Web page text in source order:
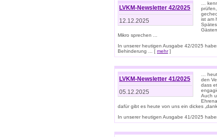
LVKM-Newsletter 42/2025
12.12.2025
…
ist am
Mikro sprechen ...
In unserer heutigen Ausgabe 42/2025
Behinderung ... [ mehr]
LVKM-Newsletter 41/2025
05.12.2025
…
den
dass
Auch
dafür gibt es heute von uns ein dickes
In unserer heutigen Ausgabe 41/2025